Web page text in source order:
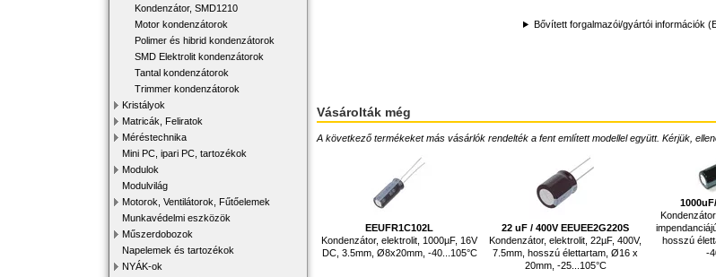
Kondenzátor, SMD1210
Motor kondenzátorok
Polimer és hibrid kondenzátorok
SMD Elektrolit kondenzátorok
Tantal kondenzátorok
Trimmer kondenzátorok
Kristályok
Matricák, Feliratok
Méréstechnika
Mini PC, ipari PC, tartozékok
Modulok
Modulvilág
Motorok, Ventilátorok, Fűtőelemek
Munkavédelmi eszközök
Műszerdobozok
Napelemek és tartozékok
NYÁK-ok
Bővített forgalmazói/gyártói információk
Vásárolták még
A következő termékeket más vásárlók rendelték a fent említett modellel együtt. Kérjük,
EEUFR1C102L
Kondenzátor, elektrolit, 1000µF, 16V
DC, 3.5mm, Ø8x20mm, -40...105°C
22 uF / 400V EEUEE2G220S
Kondenzátor, elektrolit, 22µF, 400V,
7.5mm, hosszú élettartam, Ø16 x
20mm, -25...105°C
hosszú
-